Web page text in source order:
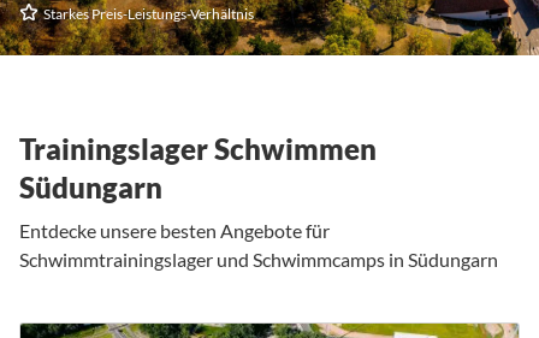
Starkes Preis-Leistungs-Verhältnis
Trainingslager Schwimmen
Südungarn
Entdecke unsere besten Angebote für
Schwimmtrainingslager und Schwimmcamps in Südungarn